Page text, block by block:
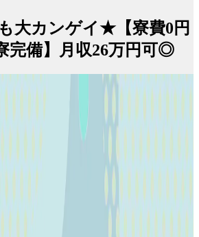
大カンゲイ★【寮費0円
完備】月収26万円可◎